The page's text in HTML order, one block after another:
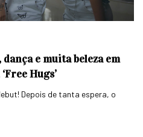
e muita beleza em
Hugs’
Depois de tanta espera, o